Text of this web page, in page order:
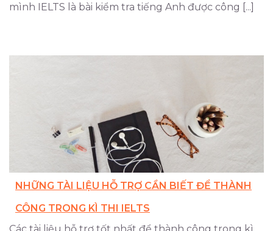
mình IELTS là bài kiểm tra tiếng Anh được công [...]
NHỮNG TÀI LIỆU HỖ TRỢ CẦN BIẾT ĐỂ THÀNH
CÔNG TRONG KÌ THI IELTS